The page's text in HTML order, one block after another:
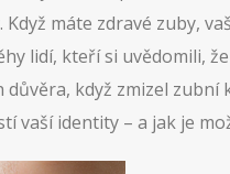
máte zdravé zuby,
lidí, kteří si uvědomili,
když zmizel
vaší identity – a jak je